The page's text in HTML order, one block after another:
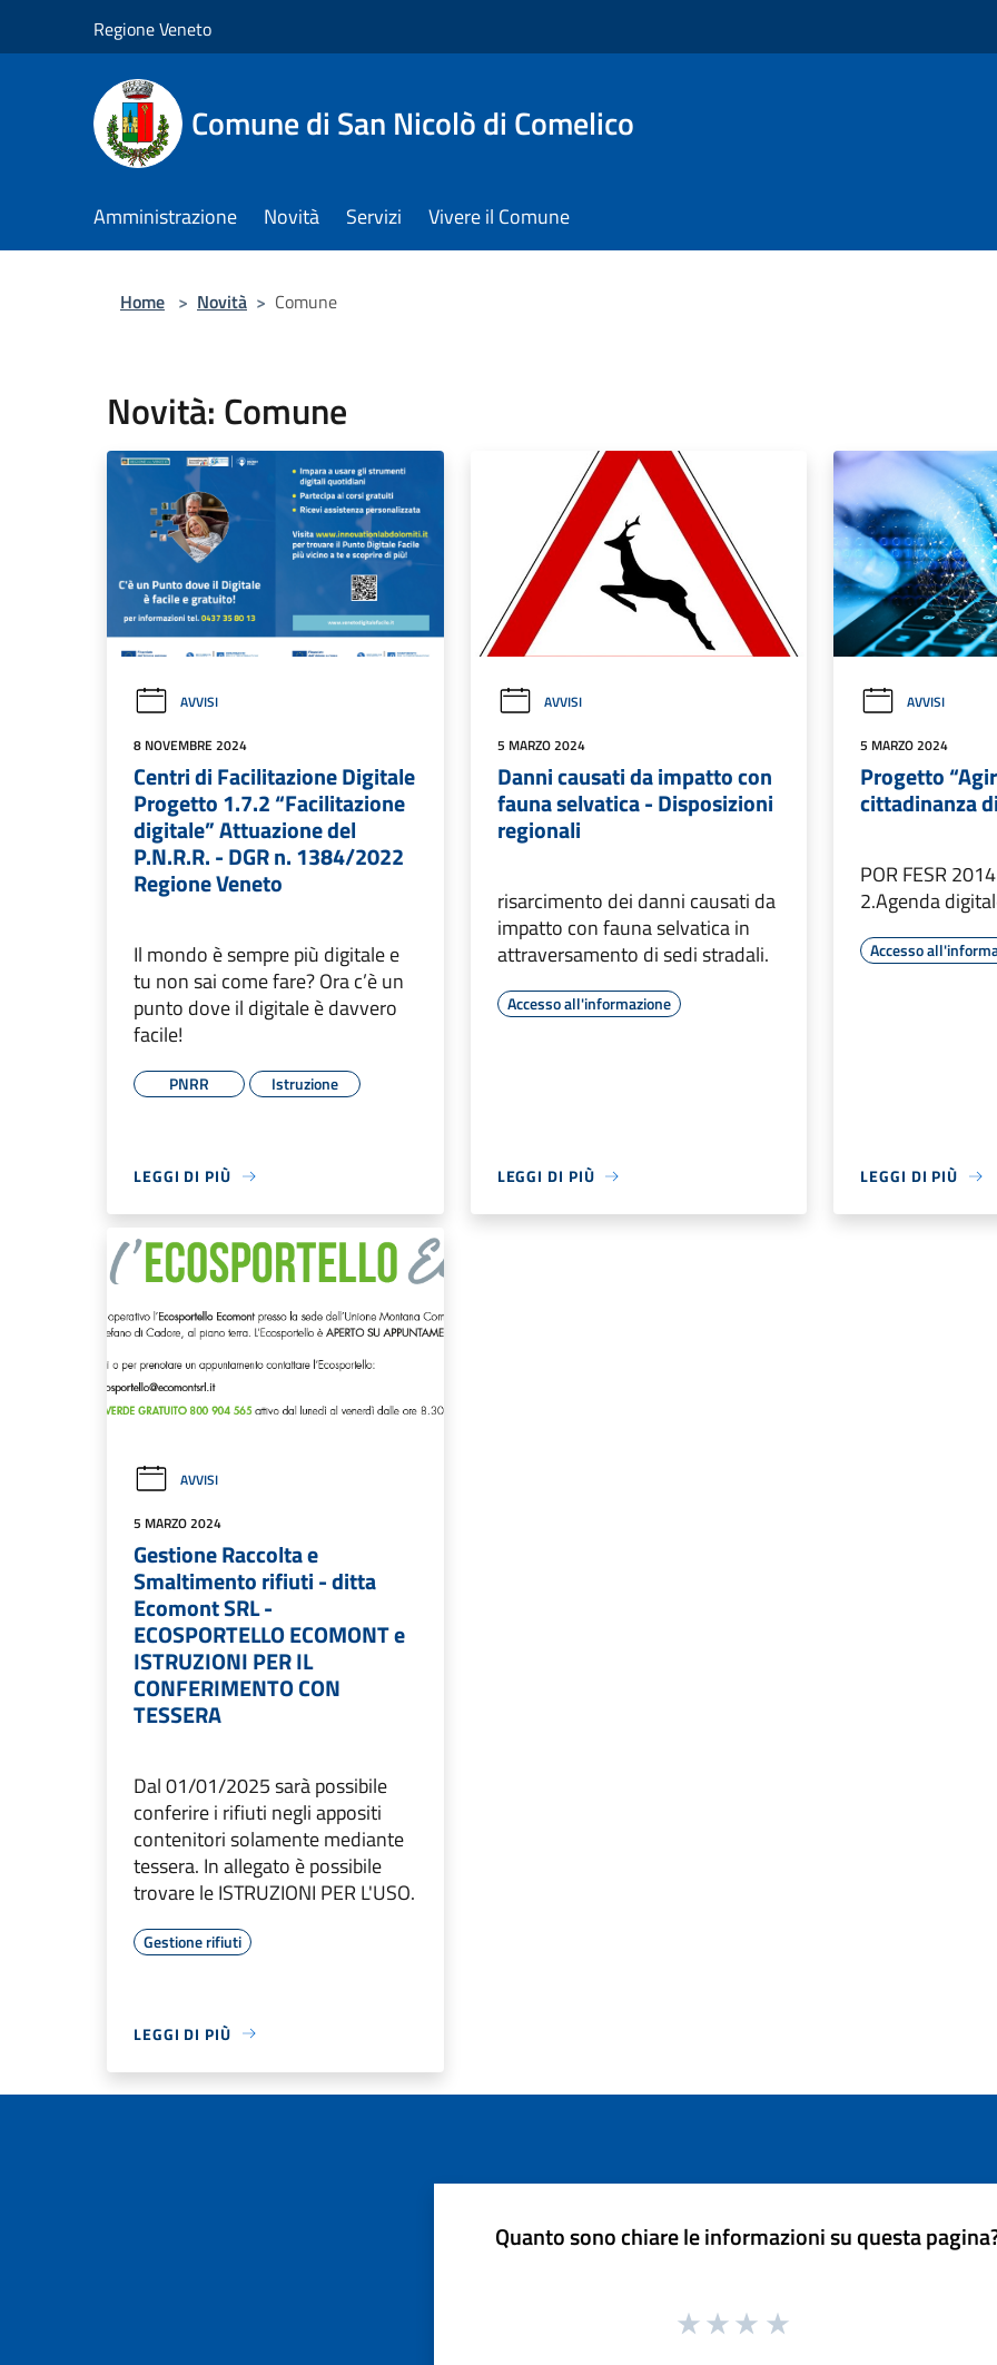
Regione Veneto
Comune di San Nicolò di Comelico
Amministrazione Novità Servizi Vivere il Comune
Home > Novità > Comune
Novità: Comune
AVVISI
8 NOVEMBRE 2024
Centri di Facilitazione Digitale
Progetto 1.7.2 “Facilitazione
digitale” Attuazione del
P.N.R.R. - DGR n. 1384/2022
Regione Veneto
Il mondo è sempre più digitale e
tu non sai come fare? Ora c’è un
punto dove il digitale è davvero
facile!
PNRR Istruzione
LEGGI DI PIÙ
AVVISI
5 MARZO 2024
Danni causati da impatto con
fauna selvatica - Disposizioni
regionali
risarcimento dei danni causati da
impatto con fauna selvatica in
attraversamento di sedi stradali.
Accesso all'informazione
LEGGI DI PIÙ
AVVISI
5 MARZO 2024
Progetto
cittadinanza
POR FESR
2.Agenda
Accesso
LEGGI DI PIÙ
AVVISI
5 MARZO 2024
Gestione Raccolta e
Smaltimento rifiuti - ditta
Ecomont SRL -
ECOSPORTELLO ECOMONT e
ISTRUZIONI PER IL
CONFERIMENTO CON
TESSERA
Dal 01/01/2025 sarà possibile
conferire i rifiuti negli appositi
contenitori solamente mediante
tessera. In allegato è possibile
trovare le ISTRUZIONI PER L'USO.
Gestione rifiuti
LEGGI DI PIÙ
Quanto sono chiare le informazioni su questa